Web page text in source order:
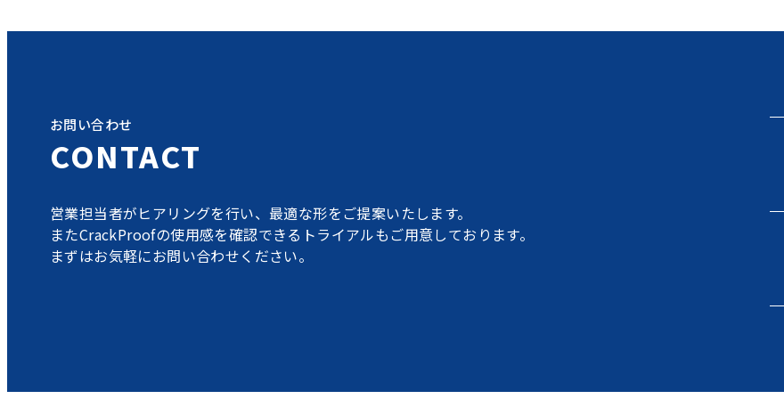
お問い合わせ
CONTACT
営業担当者がヒアリングを行い、最適な形をご提案いたします。
またCrackProofの使用感を確認できるトライアルもご用意しております。
まずはお気軽にお問い合わせください。